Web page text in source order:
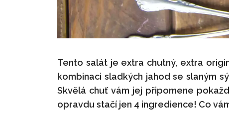
Tento salát je extra chutný, extra
kombinaci sladkých jahod se slaným
Skvělá chuť vám jej připomene
opravdu stačí jen 4 ingredience! Co